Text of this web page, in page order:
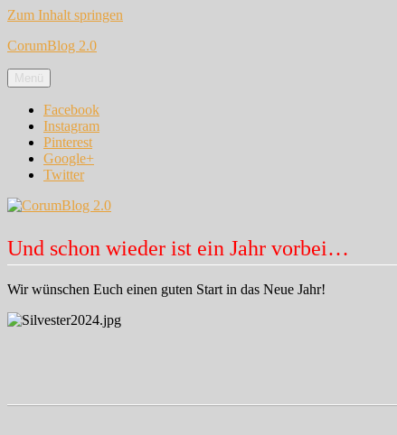
Zum Inhalt springen
CorumBlog 2.0
Menü
Facebook
Instagram
Pinterest
Google+
Twitter
Und schon wieder ist ein Jahr vorbei…
Wir wünschen Euch einen guten Start in das Neue Jahr!